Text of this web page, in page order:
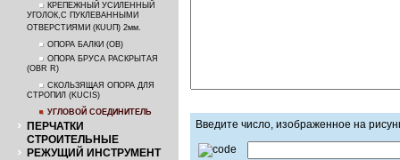
КРЕПЕЖНЫЙ УСИЛЕННЫЙ
УГОЛОК,С ПУКЛЕВАННЫМИ
ОТВЕРСТИЯМИ (КUUП) 2мм.
ОПОРА БАЛКИ (ОВ)
ОПОРА БРУСА РАСКРЫТАЯ
(OBR R)
СКОЛЬЗЯЩАЯ ОПОРА ДЛЯ
СТРОПИЛ (KUCIS)
УГЛОВОЙ СОЕДИНИТЕЛЬ
ПЕРЧАТКИ
СТРОИТЕЛЬНЫЕ
РЕЖУЩИЙ ИНСТРУМЕНТ
Введите число, изображенное на